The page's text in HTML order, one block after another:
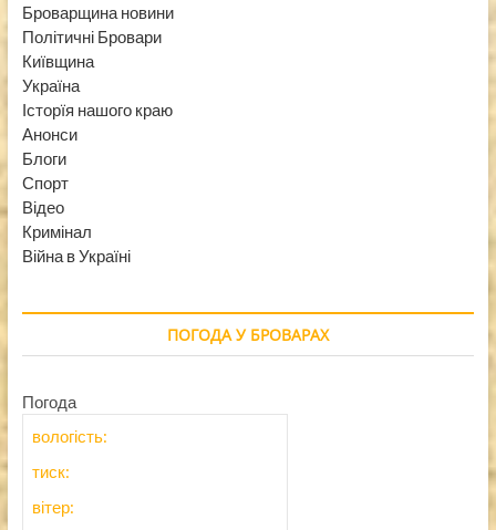
Броварщина новини
Політичні Бровари
Київщина
Україна
Історїя нашого краю
Анонси
Блоги
Спорт
Відео
Кримінал
Війна в Україні
ПОГОДА У БРОВАРАХ
Погода
вологість:
тиск:
вітер: